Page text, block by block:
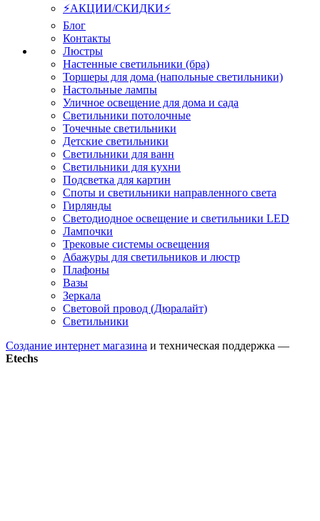
⚡АКЦИИ/СКИДКИ⚡
Блог
Контакты
Люстры
Настенные светильники (бра)
Торшеры для дома (напольные светильники)
Настольные лампы
Уличное освещение для дома и сада
Светильники потолочные
Точечные светильники
Детские светильники
Светильники для ванн
Светильники для кухни
Подсветка для картин
Споты и светильники направленного света
Гирлянды
Светодиодное освещение и светильники LED
Лампочки
Трековые системы освещения
Абажуры для светильников и люстр
Плафоны
Вазы
Зеркала
Световой провод (Дюралайт)
Светильники
Создание интернет магазина и техническая поддержка —
Etechs